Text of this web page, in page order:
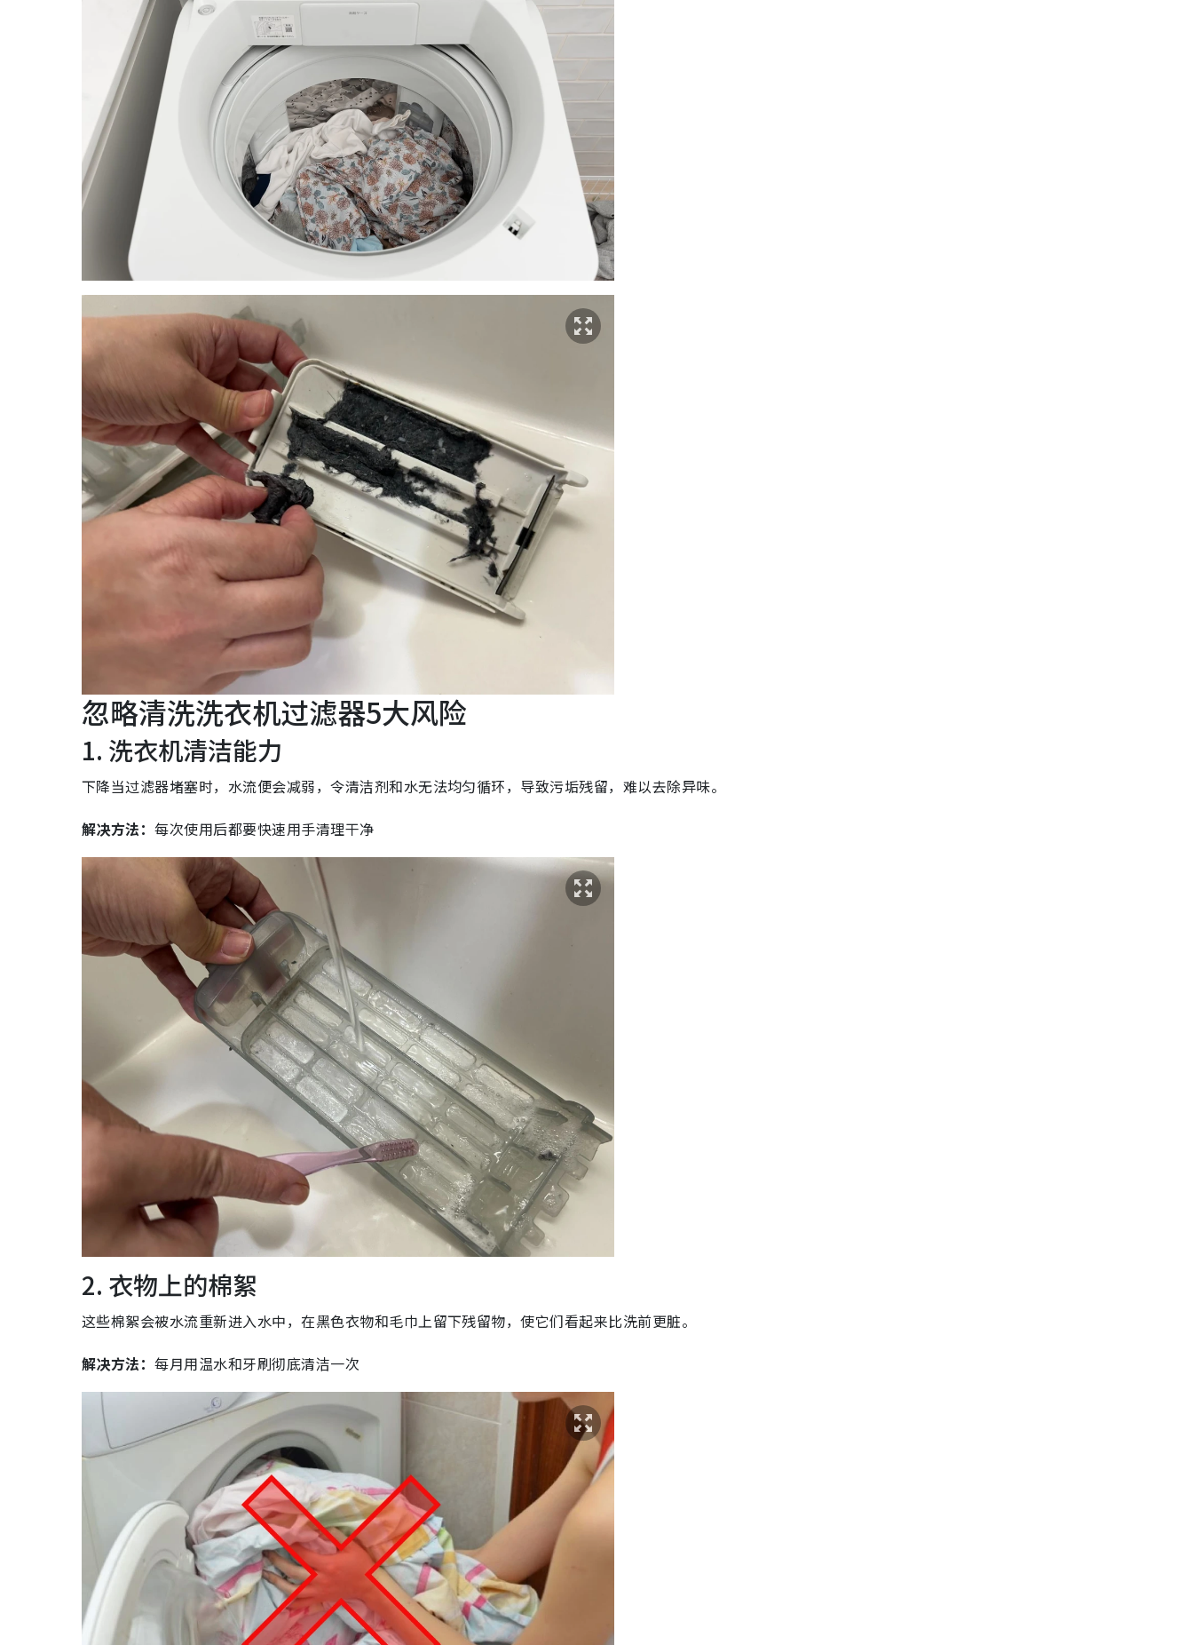
忽略清洗洗衣机过滤器5大风险
1. 洗衣机清洁能力
下降当过滤器堵塞时，水流便会减弱，令清洁剂和水无法均匀循环，导致污垢残留，难以去除异味。
解决方法：每次使用后都要快速用手清理干净
2. 衣物上的棉絮
这些棉絮会被水流重新进入水中，在黑色衣物和毛巾上留下残留物，使它们看起来比洗前更脏。
解决方法：每月用温水和牙刷彻底清洁一次